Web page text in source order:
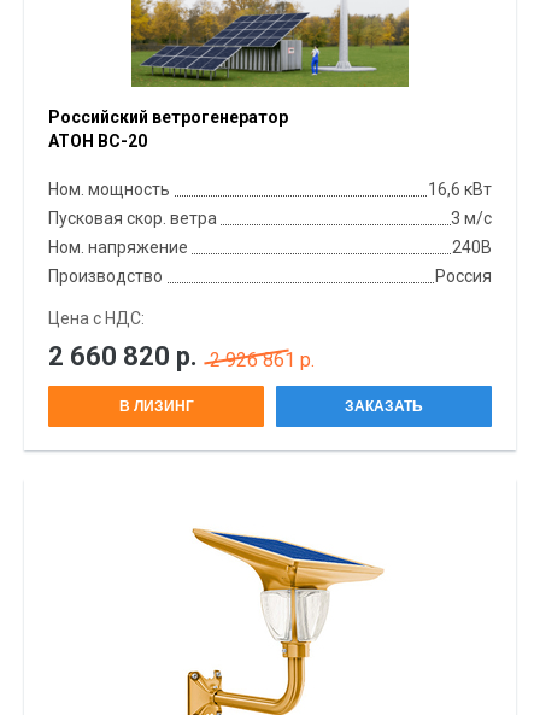
Российский ветрогенератор
АТОН ВС-20
Ном. мощность
16,6 кВт
Пусковая скор. ветра
3 м/с
Ном. напряжение
240В
Производство
Россия
Цена с НДС:
2 660 820 р. 2 926 861 р.
В ЛИЗИНГ ЗАКАЗАТЬ